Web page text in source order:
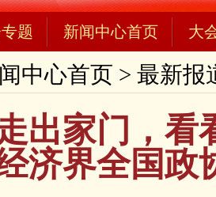
题 新闻中心首页 大
中心首页 > 最新报
出家门，看
界全国政